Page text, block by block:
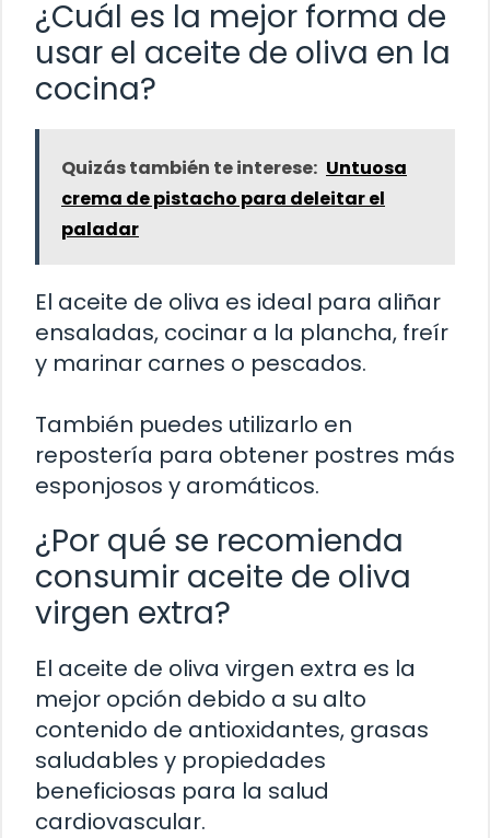
¿Cuál es la mejor forma de
usar el aceite de oliva en la
cocina?
Quizás también te interese: Untuosa
crema de pistacho para deleitar el
paladar
El aceite de oliva es ideal para aliñar
ensaladas, cocinar a la plancha, freír
y marinar carnes o pescados.
También puedes utilizarlo en
repostería para obtener postres más
esponjosos y aromáticos.
¿Por qué se recomienda
consumir aceite de oliva
virgen extra?
El aceite de oliva virgen extra es la
mejor opción debido a su alto
contenido de antioxidantes, grasas
saludables y propiedades
beneficiosas para la salud
cardiovascular.